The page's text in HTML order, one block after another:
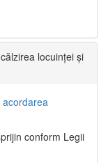
locuinței și
conform Legii